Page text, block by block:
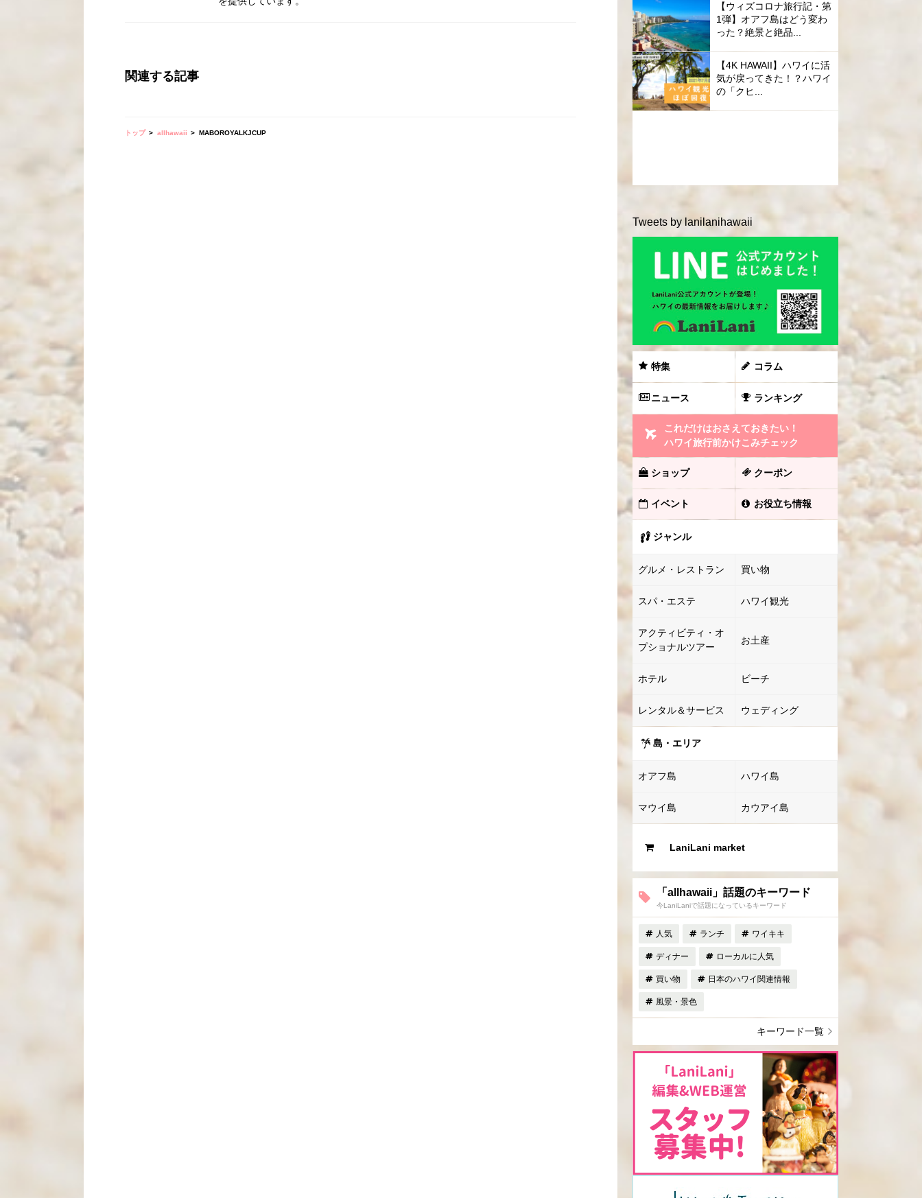
関連する記事
トップ allhawaii MABOROYALKJCUP
【ウィズコロナ旅行記・第
1弾】オアフ島はどう変わ
った？絶景と絶品...
【4K HAWAII】ハワイに活
気が戻ってきた！？ハワイ
の「クヒ...
Tweets by lanilanihawaii
特集 コラム
ニュース ランキング
これだけはおさえておきたい！
ハワイ旅行前かけこみチェック
ショップ クーポン
イベント お役立ち情報
ジャンル
グルメ・レストラン 買い物
スパ・エステ ハワイ観光
アクティビティ・オ
プショナルツアー
お土産
ホテル ビーチ
レンタル＆サービス ウェディング
島・エリア
オアフ島 ハワイ島
マウイ島 カウアイ島
LaniLani market
「allhawaii」話題のキーワード
今LaniLaniで話題になっているキーワード
人気 ランチ ワイキキ
ディナー ローカルに人気
買い物 日本のハワイ関連情報
風景・景色
キーワード一覧